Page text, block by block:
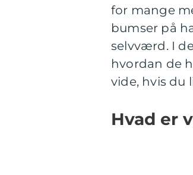
for mange
bumser på
selvværd. I
hvordan de
vide, hvis du
Hvad er